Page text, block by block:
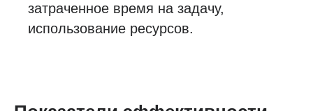
затраченное время на задачу,
использование ресурсов.